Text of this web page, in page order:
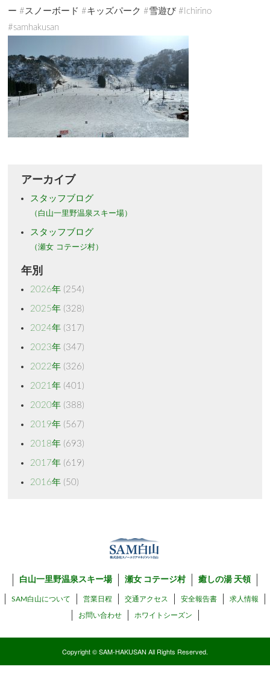
ー #スノーボード #キッズパーク #雪遊び #Ichirino
#samhakusan
アーカイブ
スタッフブログ
（白山一里野温泉スキー場）
スタッフブログ
（瀬女 コテージ村）
年別
2026年(254)
2025年(328)
2024年(317)
2023年(347)
2022年(326)
2021年(401)
2020年(388)
2019年(567)
2018年(693)
2017年(619)
2016年(50)
白山一里野温泉スキー場 瀬女 コテージ村 癒しの湯 天領
SAM白山について 営業日程 交通アクセス 安全報告書 求人情報
お問い合わせ ホワイトシーズン
Copyright © SAM-HAKUSAN All Rights Reserved.